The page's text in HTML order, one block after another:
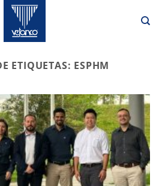
ETIQUETAS: ESPHM